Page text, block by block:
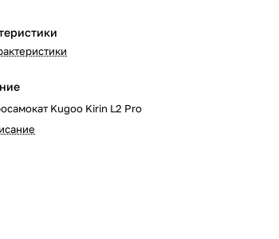
Kugoo Kirin L2 Pro